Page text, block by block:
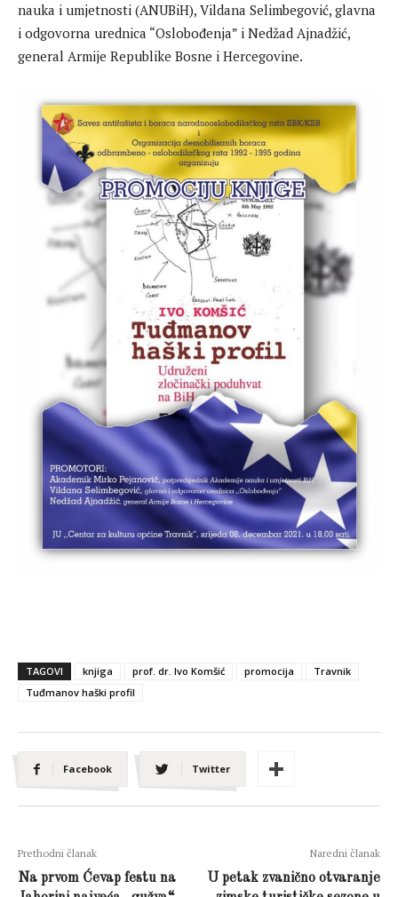
nauka i umjetnosti (ANUBiH), Vildana Selimbegović, glavna
i odgovorna urednica “Oslobođenja” i Nedžad Ajnadžić,
general Armije Republike Bosne i Hercegovine.
TAGOVI knjiga prof. dr. Ivo Komšić promocija
Travnik
Tuđmanov haški profil
Facebook Twitter
Prethodni članak
Na prvom Ćevap festu na
Naredni članak
U petak zvanično otvaranje